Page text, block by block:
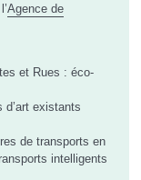
Agence de
et Rues : éco-
d’art existants
de transports en
intelligents